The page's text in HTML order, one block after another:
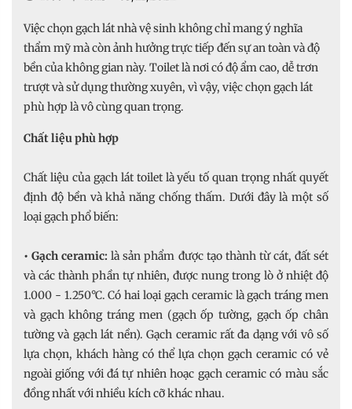
Việc chọn gạch lát nhà vệ sinh không chỉ mang ý nghĩa
thẩm mỹ mà còn ảnh hưởng trực tiếp đến sự an toàn và độ
bền của không gian này. Toilet là nơi có độ ẩm cao, dễ trơn
trượt và sử dụng thường xuyên, vì vậy, việc chọn gạch lát
phù hợp là vô cùng quan trọng.
Chất liệu phù hợp
Chất liệu của gạch lát toilet là yếu tố quan trọng nhất quyết
định độ bền và khả năng chống thấm. Dưới đây là một số
loại gạch phổ biến:
• Gạch ceramic: là sản phẩm được tạo thành từ cát, đất sét
và các thành phần tự nhiên, được nung trong lò ở nhiệt độ
1.000 - 1.250°C. Có hai loại gạch ceramic là gạch tráng men
và gạch không tráng men (gạch ốp tường, gạch ốp chân
tường và gạch lát nền). Gạch ceramic rất đa dạng với vô số
lựa chọn, khách hàng có thể lựa chọn gạch ceramic có vẻ
ngoài giống với đá tự nhiên hoạc gạch ceramic có màu sắc
đồng nhất với nhiều kích cỡ khác nhau.